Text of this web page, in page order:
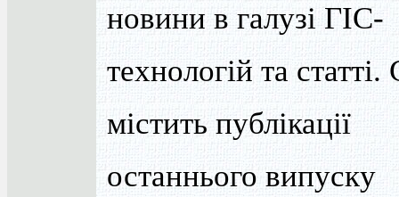
новини в галузі ГІС-
технологій та статті.
містить публікації
останнього випуску